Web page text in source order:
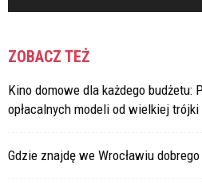
ZOBACZ TEŻ
Kino domowe dla każdego budżetu:
opłacalnych modeli od wielkiej
Gdzie znajdę we Wrocławiu